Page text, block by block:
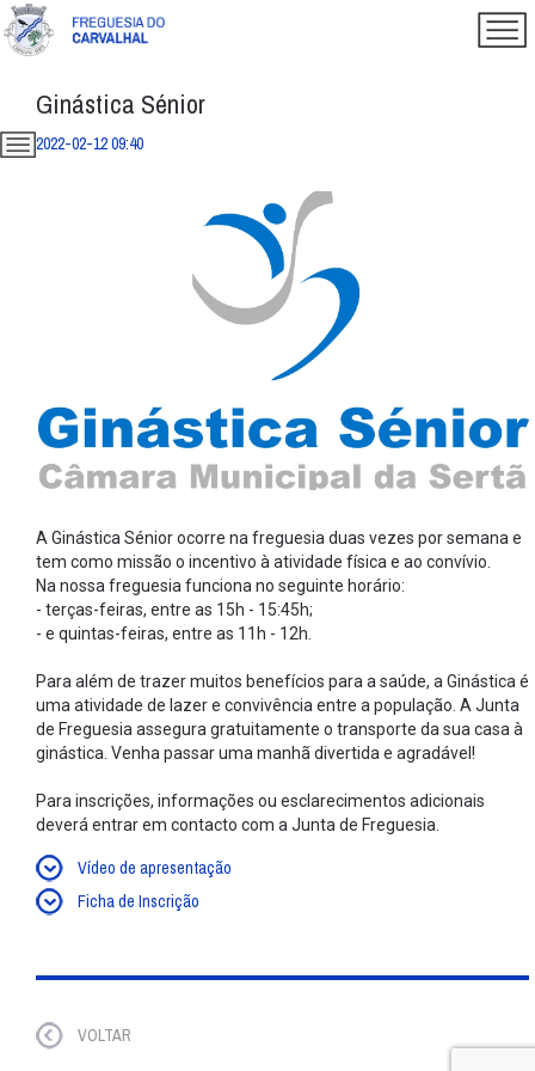
Ginástica Sénior
2022-02-12 09:40
A Ginástica Sénior ocorre na freguesia duas vezes por semana e
tem como missão o incentivo à atividade física e ao convívio.
Na nossa freguesia funciona no seguinte horário:
- terças-feiras, entre as 15h - 15:45h;
- e quintas-feiras, entre as 11h - 12h.
Para além de trazer muitos benefícios para a saúde, a Ginástica é
uma atividade de lazer e convivência entre a população. A Junta
de Freguesia assegura gratuitamente o transporte da sua casa à
ginástica. Venha passar uma manhã divertida e agradável!
Para inscrições, informações ou esclarecimentos adicionais
deverá entrar em contacto com a Junta de Freguesia.
Vídeo de apresentação
Ficha de Inscrição
VOLTAR